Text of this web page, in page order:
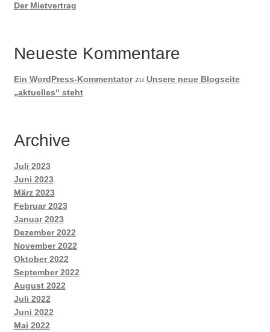
Der Mietvertrag
Neueste Kommentare
Ein WordPress-Kommentatorzu Unsere neue Blogseite
„aktuelles“ steht
Archive
Juli 2023
Juni 2023
März 2023
Februar 2023
Januar 2023
Dezember 2022
November 2022
Oktober 2022
September 2022
August 2022
Juli 2022
Juni 2022
Mai 2022